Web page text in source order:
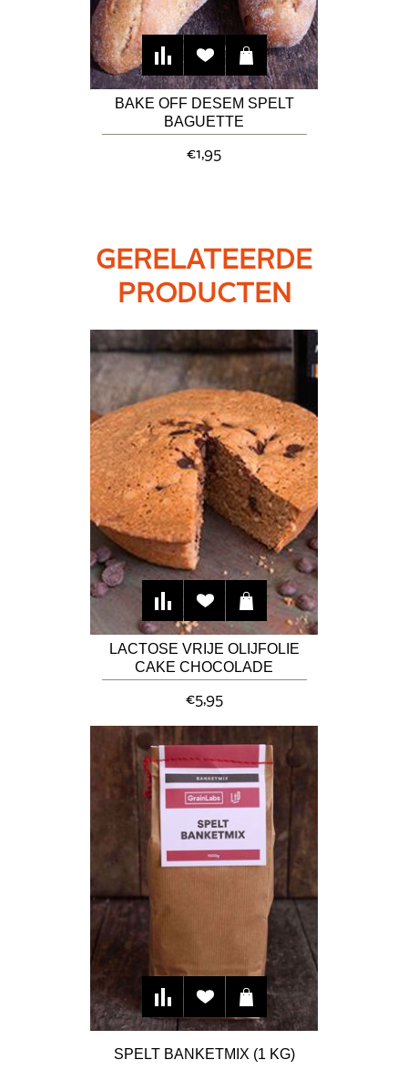
BAKE OFF DESEM SPELT
BAGUETTE
€1,95
GERELATEERDE
PRODUCTEN
LACTOSE VRIJE OLIJFOLIE
CAKE CHOCOLADE
€5,95
SPELT BANKETMIX (1 KG)